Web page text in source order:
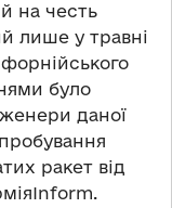
на честь
лише у травні
було
даної
ракет від